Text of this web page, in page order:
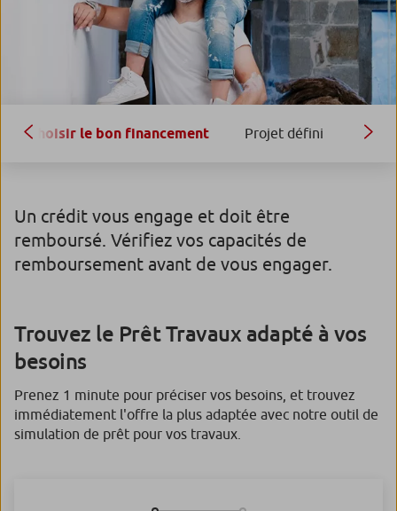
Choisir le bon financement Projet défini
Un crédit vous engage et doit être
remboursé. Vérifiez vos capacités de
remboursement avant de vous engager.
Trouvez le Prêt Travaux adapté à vos
besoins
Prenez 1 minute pour préciser vos besoins, et trouvez
immédiatement l'offre la plus adaptée avec notre outil de
simulation de prêt pour vos travaux.